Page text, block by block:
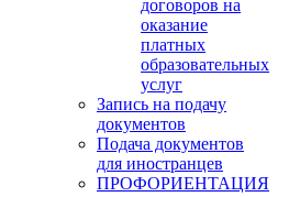
договоров на
оказание
платных
образовательных
услуг
Запись на подачу
документов
Подача документов
для иностранцев
ПРОФОРИЕНТАЦИЯ